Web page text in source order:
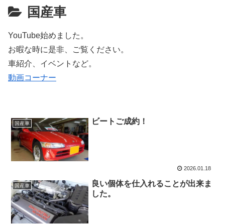
国産車
YouTube始めました。
お暇な時に是非、ご覧ください。
車紹介、イベントなど。
動画コーナー
国産車 ビートご成約！
2026.01.18
国産車
良い個体を仕入れることが出来ま
した。